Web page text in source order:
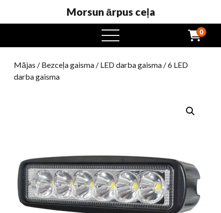
Morsun ārpus ceļa
atvērta
ēdienkarte
0
Mājas / Bezceļa gaisma / LED darba gaisma / 6 LED
darba gaisma